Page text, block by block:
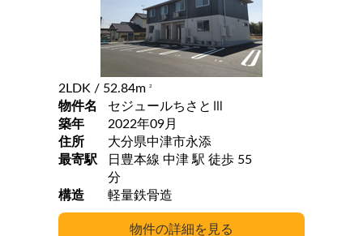
2LDK / 52.84m 2
物件名
セジュールちさとⅢ
築年
2022年09月
住所
大分県中津市永添
最寄駅
日豊本線 中津 駅 徒歩 55
分
構造
軽量鉄骨造